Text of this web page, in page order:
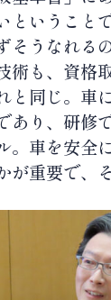
ということ
そうなれる
術も、資格
と同じ。車
あり、研修
。車を安全
が重要で、